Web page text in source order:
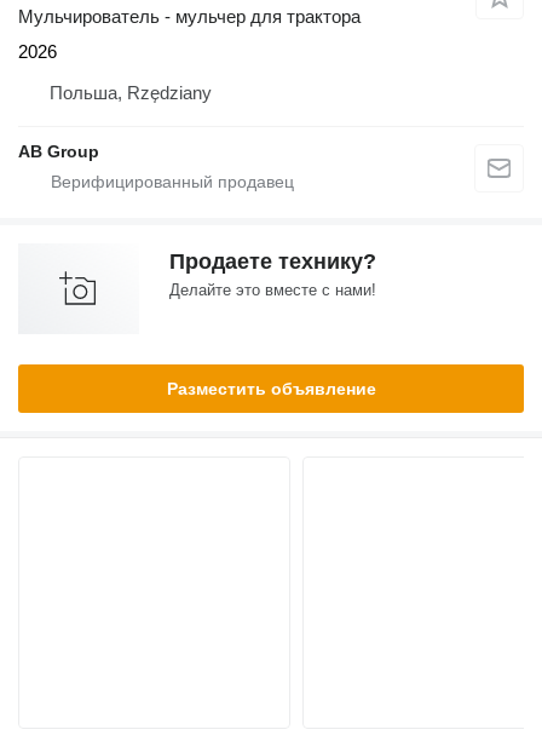
Мульчирователь - мульчер для трактора
2026
Польша, Rzędziany
AB Group
Продаете технику?
Делайте это вместе с нами!
Разместить объявление